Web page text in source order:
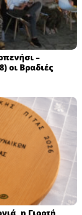
–
οι Βραδιές